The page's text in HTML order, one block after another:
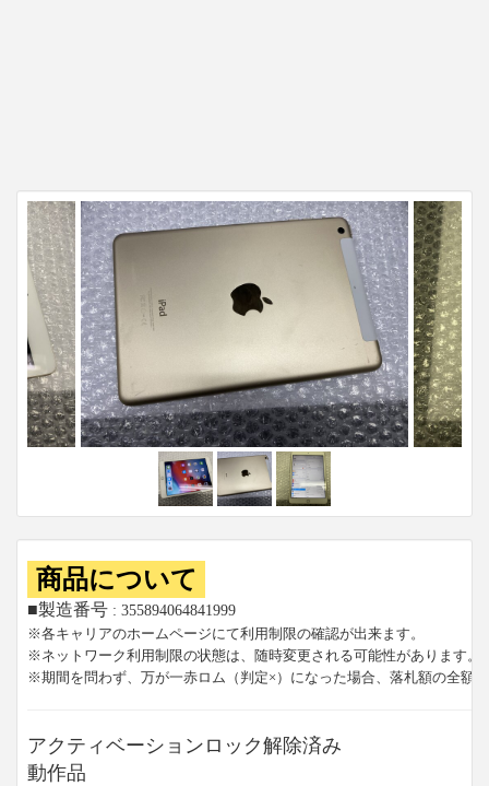
商品について
■製造番号 : 355894064841999
※各キャリアのホームページにて利用制限の確認が出来ます。
※ネットワーク利用制限の状態は、随時変更される可能性があります。
※期間を問わず、万が一赤ロム（判定×）になった場合、落札額の全額
アクティベーションロック解除済み
動作品